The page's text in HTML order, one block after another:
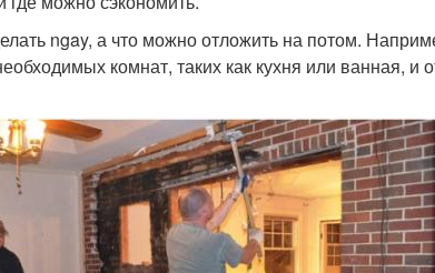
ngay, а что можно отложить на потом.
комнат, таких как кухня или ванная, и